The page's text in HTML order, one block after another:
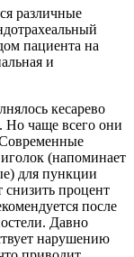
различные
пациента на
и
кесарево
Но чаще всего они
(напоминает
для пункции
снизить процент
после
Давно
нарушению